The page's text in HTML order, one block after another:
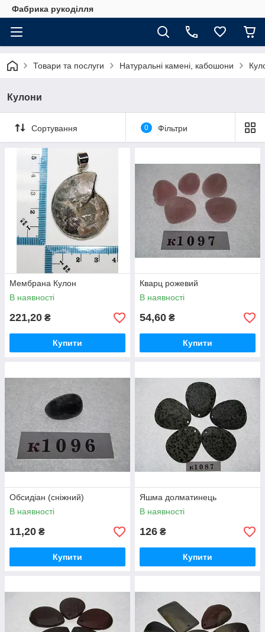
Фабрика рукоділля
Товари та послуги Натуральні камені, кабошони
Кулони
Сортування 0 Фільтри
Мембрана Кулон
В наявності
221,20 ₴
Купити
Кварц рожевий
В наявності
54,60 ₴
Купити
Обсидіан (сніжний)
В наявності
11,20 ₴
Купити
Яшма долматинець
В наявності
126 ₴
Купити